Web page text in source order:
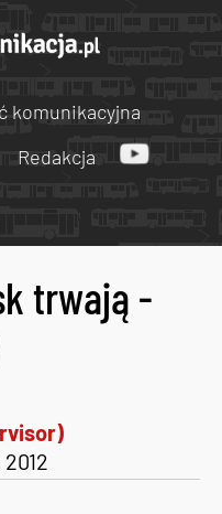
komunikacyjna
Redakcja
trwają -